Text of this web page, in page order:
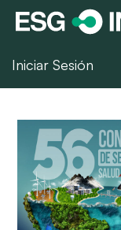
Iniciar Sesión